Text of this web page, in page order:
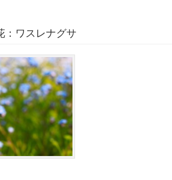
：ワスレナグサ